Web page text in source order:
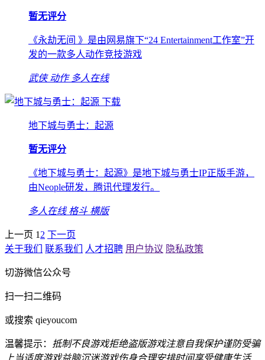
暂无评分
《永劫无间 》是由网易旗下“24 Entertainment工作室”开
发的一款多人动作竞技游戏
武侠 动作 多人在线
下载
地下城与勇士：起源
暂无评分
《地下城与勇士：起源》是地下城与勇士IP正版手游，
由Neople研发，腾讯代理发行。
多人在线 格斗 横版
上一页 1 2 下一页
关于我们
联系我们 人才招聘 用户协议 隐私政策
切游微信公众号
扫一扫二维码
或搜索 qieyoucom
温馨提示： 抵制不良游戏拒绝盗版游戏注意自我保护谨防受骗
上当适度游戏益脑沉迷游戏伤身合理安排时间享受健康生活